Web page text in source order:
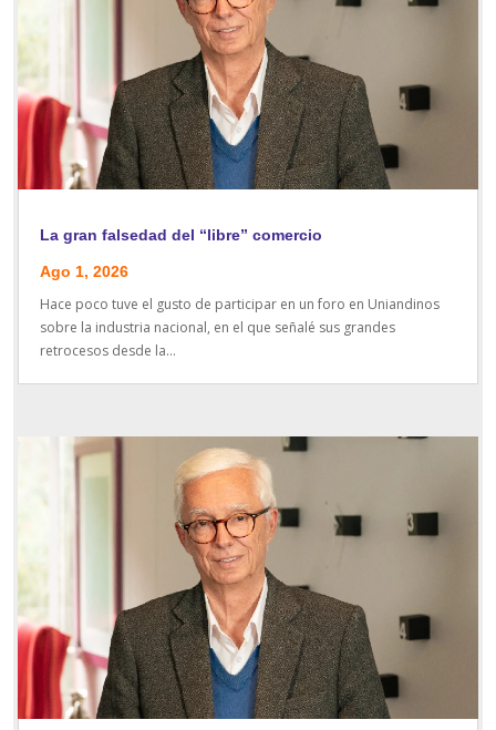
La gran falsedad del “libre” comercio
Ago 1, 2026
Hace poco tuve el gusto de participar en un foro en Uniandinos
sobre la industria nacional, en el que señalé sus grandes
retrocesos desde la...